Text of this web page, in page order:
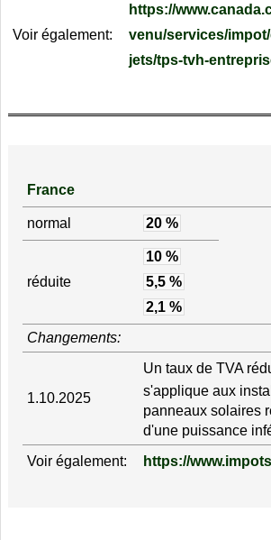
Voir également:
https://
venu/services/
jets/tps-tvh-
France
normal 20 %
réduite
10 %
5,5 %
2,1 %
Changements:
1.10.2025
Un taux de TVA
s'applique aux
panneaux solaires
d'une puissance
Voir également:
https://